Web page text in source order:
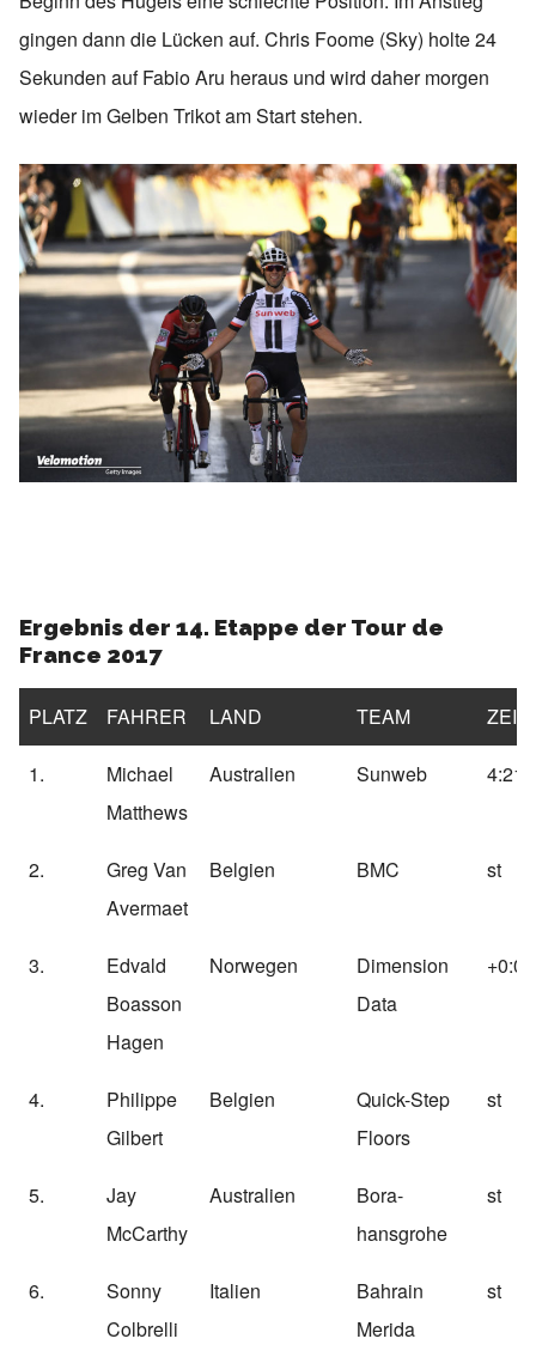
gingen dann die Lücken auf. Chris Foome (Sky) holte 24
Sekunden auf Fabio Aru heraus und wird daher morgen
wieder im Gelben Trikot am Start stehen.
Ergebnis der 14. Etappe der Tour de
France 2017
PLATZ FAHRER LAND TEAM ZEIT
1.
Michael
Matthews
Australien Sunweb
2.
Greg Van
Avermaet
Belgien BMC st
3.
Edvald
Boasson
Hagen
Norwegen
Dimension
Data
+0:01
4.
Philippe
Gilbert
Belgien
Quick-Step
Floors
st
5.
Jay
McCarthy
Australien
Bora-
hansgrohe
st
6.
Sonny
Colbrelli
Italien
Bahrain
Merida
st